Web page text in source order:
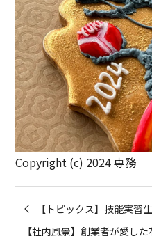
Copyright (c) 2024 専務
【トピックス】技能実習生が溶接技
【社内風景】創業者が愛し